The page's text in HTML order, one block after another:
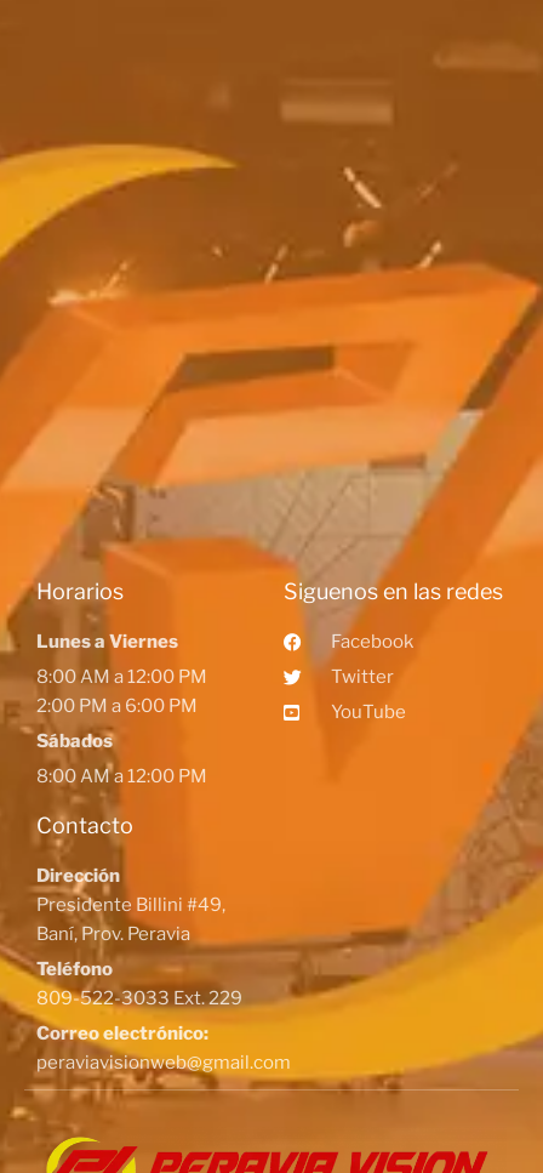
Horarios
Lunes a Viernes
8:00 AM a 12:00 PM
2:00 PM a 6:00 PM
Sábados
8:00 AM a 12:00 PM
Contacto
Dirección
Presidente Billini #49,
Baní, Prov. Peravia
Teléfono
809-522-3033 Ext. 229
Correo electrónico:
peraviavisionweb@gmail.com
Siguenos en las redes
Facebook
Twitter
YouTube